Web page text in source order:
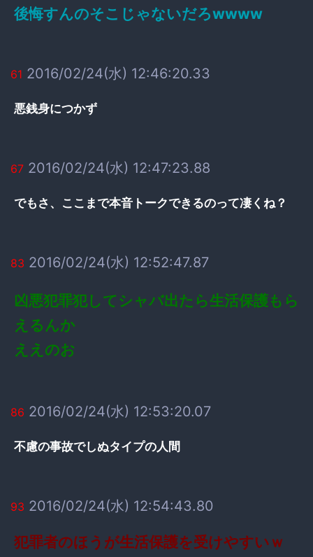
後悔すんのそこじゃないだろwwww
61 2016/02/24(水) 12:46:20.33
悪銭身につかず
67 2016/02/24(水) 12:47:23.88
でもさ、ここまで本音トークできるのって凄くね？
83 2016/02/24(水) 12:52:47.87
凶悪犯罪犯してシャバ出たら生活保護もら
えるんか
ええのお
86 2016/02/24(水) 12:53:20.07
不慮の事故でしぬタイプの人間
93 2016/02/24(水) 12:54:43.80
犯罪者のほうが生活保護を受けやすいｗ